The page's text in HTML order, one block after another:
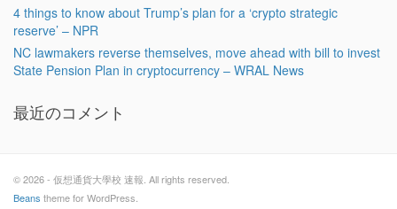
4 things to know about Trump’s plan for a ‘crypto strategic
reserve’ – NPR
NC lawmakers reverse themselves, move ahead with bill to invest
State Pension Plan in cryptocurrency – WRAL News
最近のコメント
© 2026 - 仮想通貨大學校 速報. All rights reserved.
Beans theme for WordPress.